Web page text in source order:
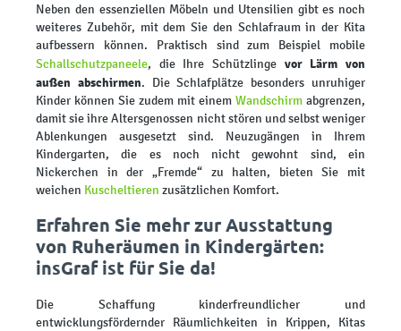
Neben den essenziellen Möbeln und Utensilien gibt es noch
weiteres Zubehör, mit dem Sie den Schlafraum in der Kita
aufbessern können. Praktisch sind zum Beispiel mobile
Schallschutzpaneele, die Ihre Schützlinge vor Lärm von
außen abschirmen. Die Schlafplätze besonders unruhiger
Kinder können Sie zudem mit einem Wandschirm abgrenzen,
damit sie ihre Altersgenossen nicht stören und selbst weniger
Ablenkungen ausgesetzt sind. Neuzugängen in Ihrem
Kindergarten, die es noch nicht gewohnt sind, ein
Nickerchen in der „Fremde“ zu halten, bieten Sie mit
weichen Kuscheltieren zusätzlichen Komfort.
Erfahren Sie mehr zur Ausstattung
von Ruheräumen in Kindergärten:
insGraf ist für Sie da!
Die Schaffung kinderfreundlicher und
entwicklungsfördernder Räumlichkeiten in Krippen, Kitas